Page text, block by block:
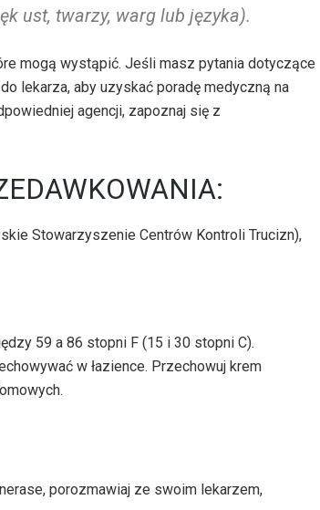
ust, twarzy, warg lub języka).
mogą wystąpić. Jeśli masz pytania dotyczące
lekarza, aby uzyskać poradę medyczną na
agencji, zapoznaj się z
Stowarzyszenie Centrów Kontroli Trucizn),
59 a 86 stopni F (15 i 30 stopni C).
w łazience. Przechowuj krem
porozmawiaj ze swoim lekarzem,